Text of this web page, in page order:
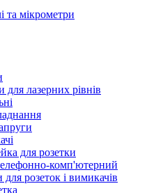
та мікрометри
лазерних рівнів
для розетки
комп'ютерний
для розеток і вимикачів